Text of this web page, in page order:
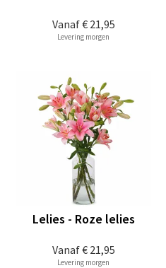
Vanaf€ 21,95
Levering morgen
Vanaf€ 21,95
Lelies - Roze lelies
Levering morgen